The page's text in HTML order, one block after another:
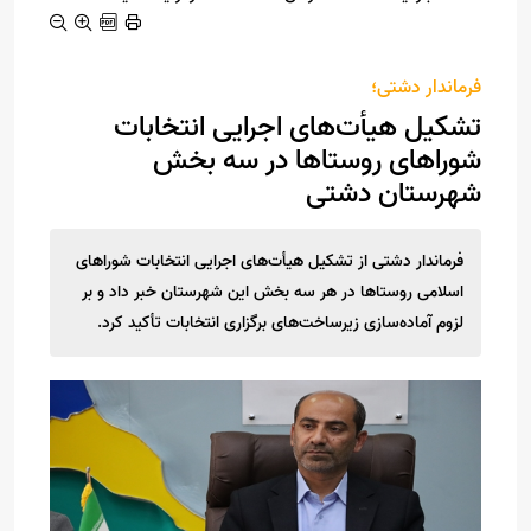
فرماندار دشتی؛
تشکیل هیأت‌های اجرایی انتخابات
شوراهای روستاها در سه بخش
شهرستان دشتی
فرماندار دشتی از تشکیل هیأت‌های اجرایی انتخابات شوراهای
اسلامی روستاها در هر سه بخش این شهرستان خبر داد و بر
لزوم آماده‌سازی زیرساخت‌های برگزاری انتخابات تأکید کرد.